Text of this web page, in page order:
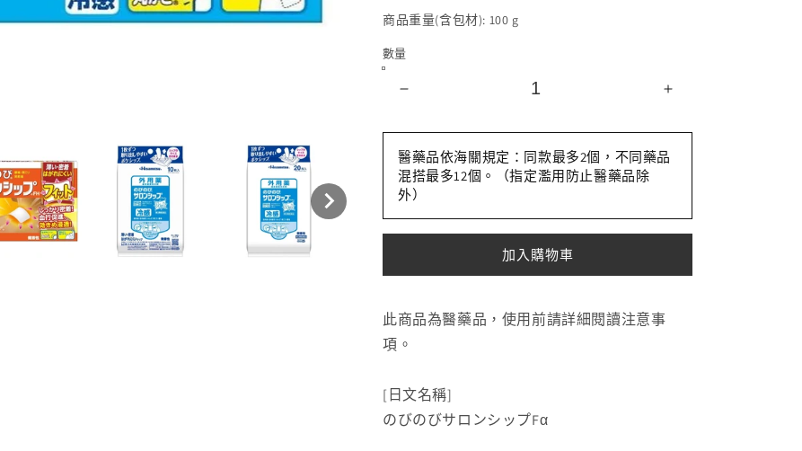
商品重量(含包材): 100 g
數量
製
薬
NobiNobi
系
痠
貼
布
3
類
製
系
痠
醫藥品依海關規定：同款最多2個，不同藥品
混搭最多12個。（指定濫用防止醫藥品除
外）
加入購物車
此商品為醫藥品，使用前請詳細閱讀注意事
項。
[日文名稱]
のびのびサロンシップFα